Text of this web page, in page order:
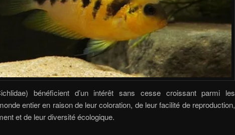
bénéficient d’un intérêt sans cesse croissant parmi les
entier en raison de leur coloration, de leur facilité de reproduction,
et de leur diversité écologique.